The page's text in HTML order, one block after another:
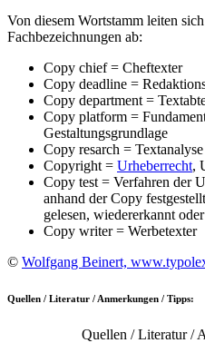
Von diesem Wortstamm leiten
Fachbezeichnungen ab:
Copy chief = Cheftexter
Copy deadline =
Copy department =
Copy platform =
Gestaltungsgrundlage
Copy resarch = Textanalyse
Copyright = Urheberrecht,
Copy test = Verfahren der
anhand der Copy
gelesen, wiedererkannt
Copy writer = Werbetexter
© Wolfgang Beinert,
Quellen / Literatur / Anmerkungen / Tipps:
Quellen / Literatur /